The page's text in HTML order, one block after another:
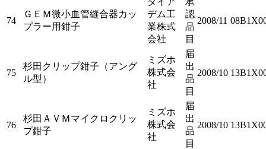
74
ＧＥＭ微小血管縫合器カッ
プラー用鉗子
デム工
業株式
会社
認
品
目
2008/11
75
杉田クリップ鉗子（アング
ル型）
ミズホ
株式会
社
届
出
品
目
2008/10
76
杉田ＡＶＭマイクロクリッ
プ鉗子
ミズホ
株式会
社
届
出
品
目
2008/10